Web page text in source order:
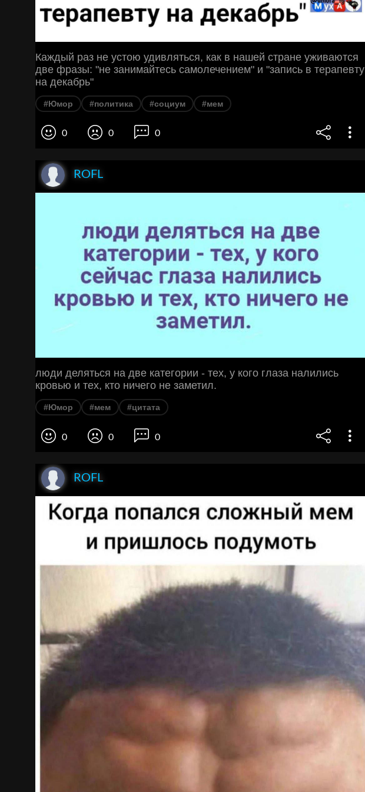
Каждый раз не устою удивляться, как в нашей стране уживаются
две фразы: "не занимайтесь самолечением" и "запись в терапевту
на декабрь"
#Юмор #политика #социум #мем
0 0 0
ROFL
люди деляться на две категории - тех, у кого глаза налились
кровью и тех, кто ничего не заметил.
#Юмор #мем #цитата
0 0 0
ROFL